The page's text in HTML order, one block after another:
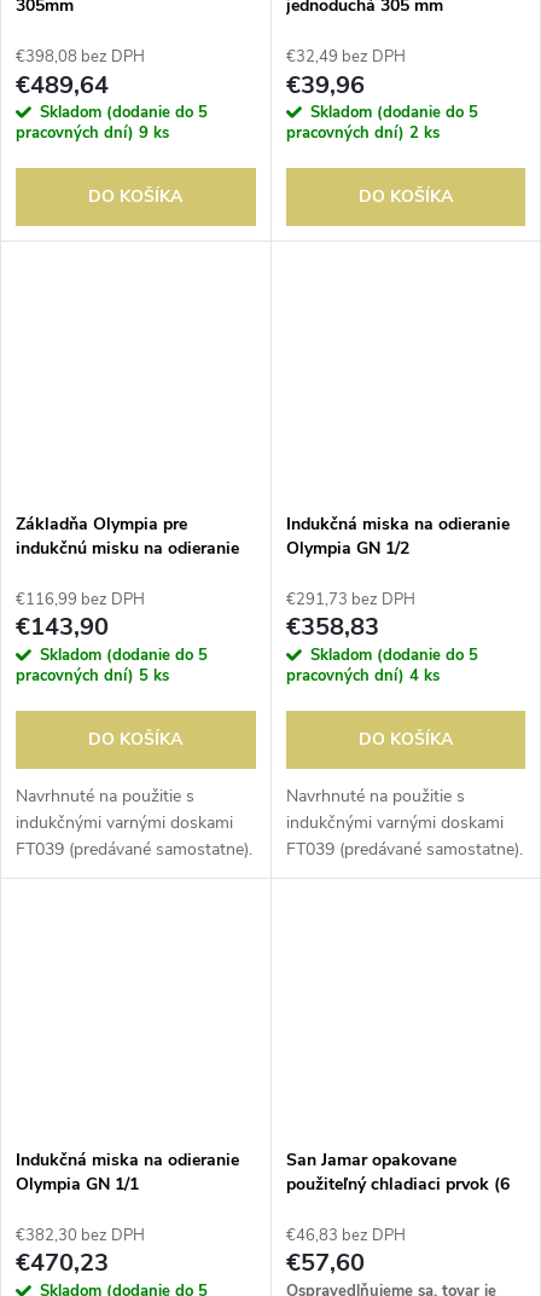
305mm
€398,08 bez DPH
€489,64
Skladom (dodanie do 5
pracovných dní) 9 ks
DO KOŠÍKA
jednoduchá 305 mm
€32,49 bez DPH
€39,96
Skladom (dodanie do 5
pracovných dní) 2 ks
DO KOŠÍKA
Základňa Olympia pre
indukčnú misku na odieranie
€116,99 bez DPH
€143,90
Skladom (dodanie do 5
pracovných dní) 5 ks
DO KOŠÍKA
Navrhnuté na použitie s
indukčnými varnými doskami
FT039 (predávané samostatne).
Efektívny a energeticky
Indukčná miska na odieranie
Olympia GN 1/2
€291,73 bez DPH
€358,83
Skladom (dodanie do 5
pracovných dní) 4 ks
DO KOŠÍKA
Navrhnuté na použitie s
indukčnými varnými doskami
FT039 (predávané samostatne).
Efektívny a energeticky
Indukčná miska na odieranie
Olympia GN 1/1
€382,30 bez DPH
€470,23
Skladom (dodanie do 5
San Jamar opakovane
použiteľný chladiaci prvok (6
€46,83 bez DPH
€57,60
Ospravedlňujeme sa, tovar je